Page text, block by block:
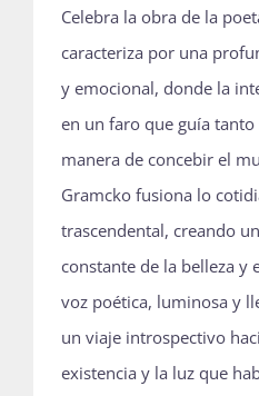
Celebra la obra de la
caracteriza por una
y emocional, donde la
en un faro que guía
manera de concebir el
Gramcko fusiona lo
trascendental, creando
constante de la belleza y
voz poética, luminosa y
un viaje introspectivo
existencia y la luz que